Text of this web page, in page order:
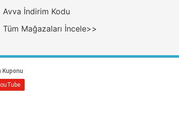
Avva İndirim Kodu
Tüm Mağazaları İncele>>